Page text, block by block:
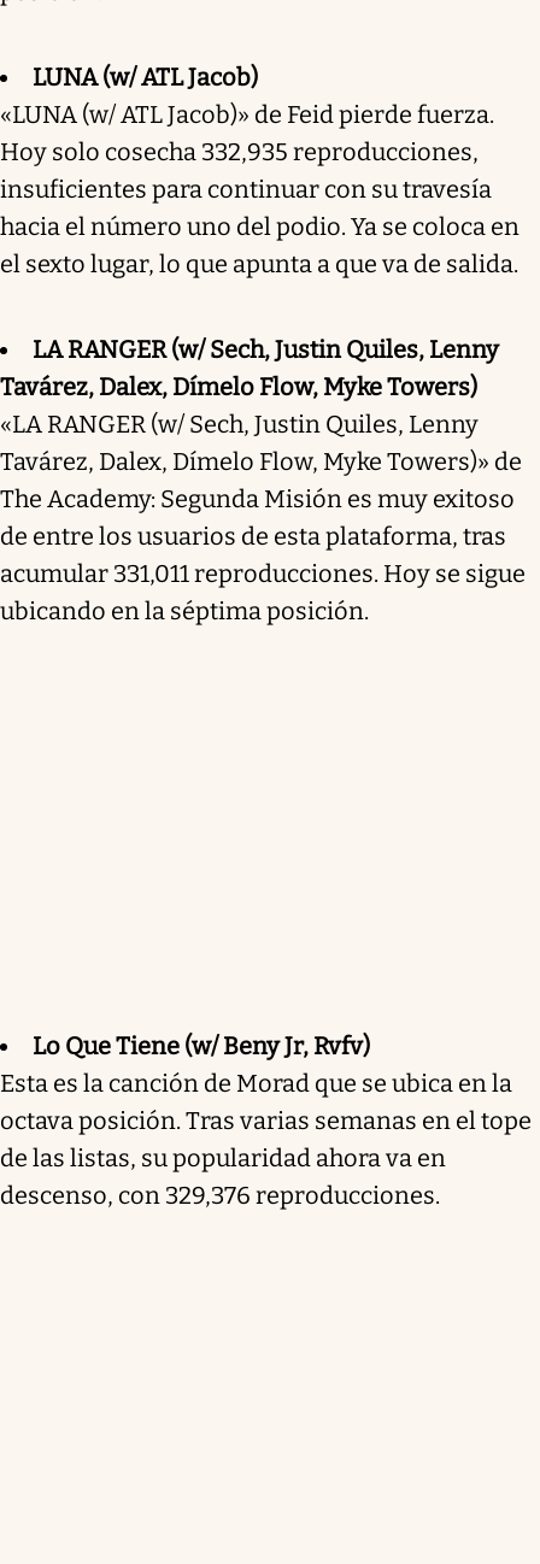
LUNA (w/ ATL Jacob)
«LUNA (w/ ATL Jacob)» de Feid pierde fuerza.
Hoy solo cosecha 332,935 reproducciones,
insuficientes para continuar con su travesía
hacia el número uno del podio. Ya se coloca en
el sexto lugar, lo que apunta a que va de salida.
LA RANGER (w/ Sech, Justin Quiles, Lenny
Tavárez, Dalex, Dímelo Flow, Myke Towers)
«LA RANGER (w/ Sech, Justin Quiles, Lenny
Tavárez, Dalex, Dímelo Flow, Myke Towers)» de
The Academy: Segunda Misión es muy exitoso
de entre los usuarios de esta plataforma, tras
acumular 331,011 reproducciones. Hoy se sigue
ubicando en la séptima posición.
Lo Que Tiene (w/ Beny Jr, Rvfv)
Esta es la canción de Morad que se ubica en la
octava posición. Tras varias semanas en el tope
de las listas, su popularidad ahora va en
descenso, con 329,376 reproducciones.